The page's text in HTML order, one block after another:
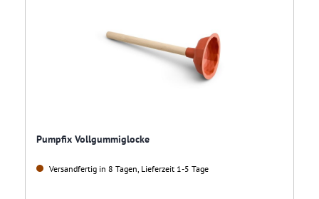
Pumpfix Vollgummiglocke
Versandfertig in 8 Tagen, Lieferzeit 1-5 Tage